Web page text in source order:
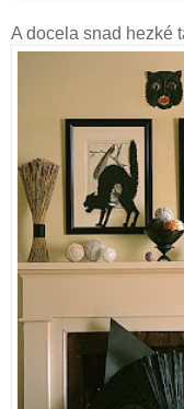
A docela snad hezké